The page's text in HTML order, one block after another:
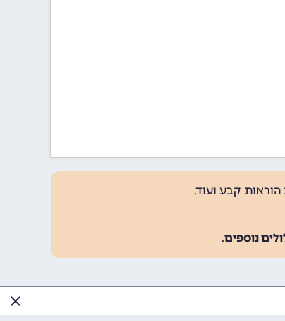
קבע ועוד.
נוספים.